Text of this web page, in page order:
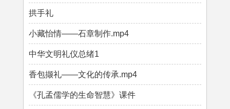
拱手礼
小藏怡情——石章制作.mp4
中华文明礼仪总绪1
香包撷礼——文化的传承.mp4
《孔孟儒学的生命智慧》课件